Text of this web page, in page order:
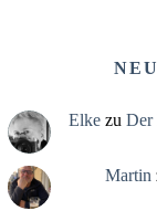
Elkezu Der
Martin